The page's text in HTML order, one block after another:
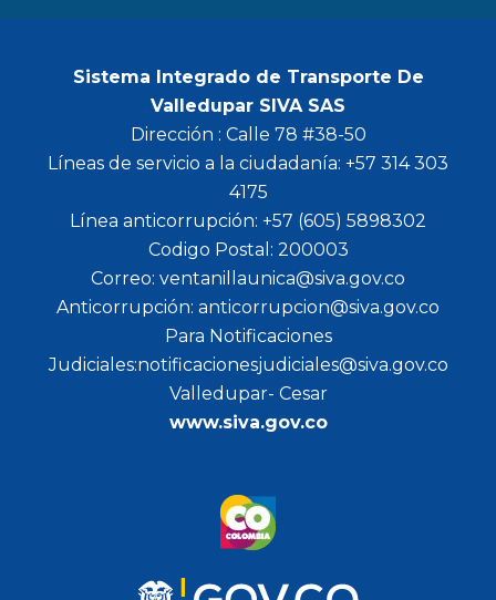
Sistema Integrado de Transporte De
Valledupar SIVA SAS
Dirección : Calle 78 #38-50
Líneas de servicio a la ciudadanía: +57 314 303
4175
Línea anticorrupción: +57 (605) 5898302
Codigo Postal: 200003
Correo: ventanillaunica@siva.gov.co
Anticorrupción: anticorrupcion@siva.gov.co
Para Notificaciones
Judiciales:notificacionesjudiciales@siva.gov.co
Valledupar- Cesar
www.siva.gov.co